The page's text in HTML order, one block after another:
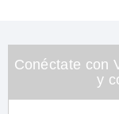
Conéctate con
y